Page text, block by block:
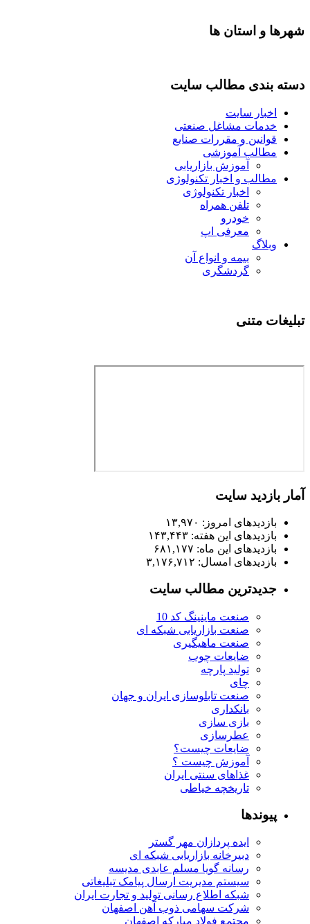
شهرها و استان ها
دسته بندی مطالب سایت
اخبار سایت
خدمات مشاغل صنعتی
قوانین و مقررات صنایع
مطالب آموزشی
آموزش بازاریابی
مطالب و اخبار تکنولوژی
اخبار تکنولوژی
تلفن همراه
خودرو
معرفی اپ
وبلاگ
بیمه و انواع آن
گردشگری
تبلیغات متنی
آمار بازدید سایت
بازدیدهای امروز: ۱۳,۹۷۰
بازدیدهای این هفته: ۱۴۳,۴۴۳
بازدیدهای این ماه: ۶۸۱,۱۷۷
بازدیدهای امسال: ۳,۱۷۶,۷۱۲
جدیدترین مطالب سایت
صنعت ماینینگ کد 10
صنعت بازاریابی شبکه ای
صنعت ماهیگیری
ضایعات چوب
تولید پارچه
چای
صنعت تابلوسازی ایران و جهان
بانکداری
بازی سازی
عطرسازی
ضایعات چیست؟
آموزش چیست ؟
غذاهای سنتی ایران
تاریخچه خیاطی
پیوندها
ایده پردازان مهر گستر
دبیرخانه بازاریابی شبکه ای
رسانه گویا مسلم عابدی مدیسه
سیستم مدیریت ارسال پیامک تبلیغاتی
شبکه اطلاع رسانی تولید و تجارت ایران
شرکت سهامی ذوب آهن اصفهان
مجتمع فولاد مبارکه اصفهان